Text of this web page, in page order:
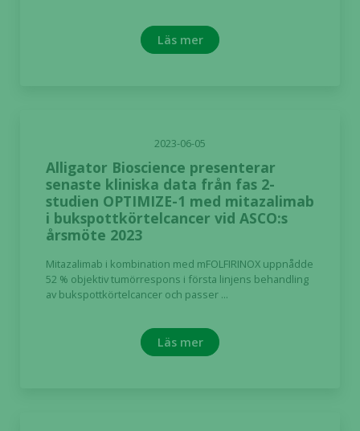
Läs mer
2023-06-05
Alligator Bioscience presenterar
senaste kliniska data från fas 2-
studien OPTIMIZE-1 med mitazalimab
i bukspottkörtelcancer vid ASCO:s
årsmöte 2023
Mitazalimab i kombination med mFOLFIRINOX uppnådde
52 % objektiv tumörrespons i första linjens behandling
av bukspottkörtelcancer och passer ...
Läs mer